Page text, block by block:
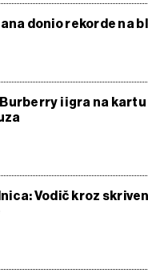
donio rekorde na
i igra na kartu
Vodič kroz